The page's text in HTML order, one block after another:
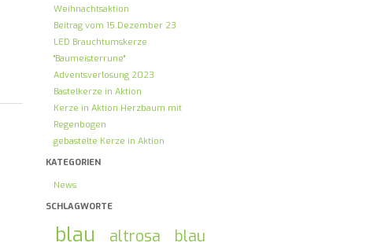
Weihnachtsaktion
Beitrag vom 15.Dezember 23
LED Brauchtumskerze
"Baumeisterrune"
Adventsverlosung 2023
Bastelkerze in Aktion
Kerze in Aktion Herzbaum mit
Regenbogen
gebastelte Kerze in Aktion
KATEGORIEN
News
SCHLAGWORTE
blau altrosa blau